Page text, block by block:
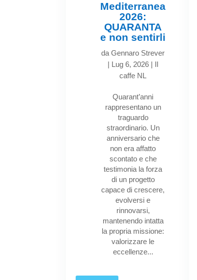
Mediterranea
2026:
QUARANTA
e non sentirli
daGennaro Strever
| Lug 6, 2026 | Il
caffe NL
Quarant’anni
rappresentano un
traguardo
straordinario. Un
anniversario che
non era affatto
scontato e che
testimonia la forza
di un progetto
capace di crescere,
evolversi e
rinnovarsi,
mantenendo intatta
la propria missione:
valorizzare le
eccellenze...